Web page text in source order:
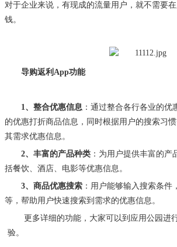
对于企业来说，有现成的流量用户，就不需要
钱。
导购返利 App功能
1、 整合优惠信息 ：通过整合各行各业的优
的优惠打折商品信息，同时根据用户的搜索习
其需求优惠信息。
2、 丰富的产品种类 ：为用户提供丰富的
括餐饮、酒店、电影等优惠信息。
3、商品优惠搜索 ：用户能够输入搜索条件
等，帮助用户快速搜索到需求的优惠信息。
更多详细的功能，大家可以到应用公园进
验。